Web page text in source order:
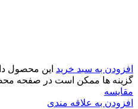
افزودن به سبد خرید این محصول
گزینه ها ممکن است در صفحه
مقایسه
افزودن به علاقه مندی